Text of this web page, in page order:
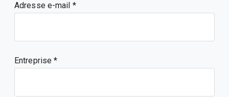
Adresse e-mail
Entreprise